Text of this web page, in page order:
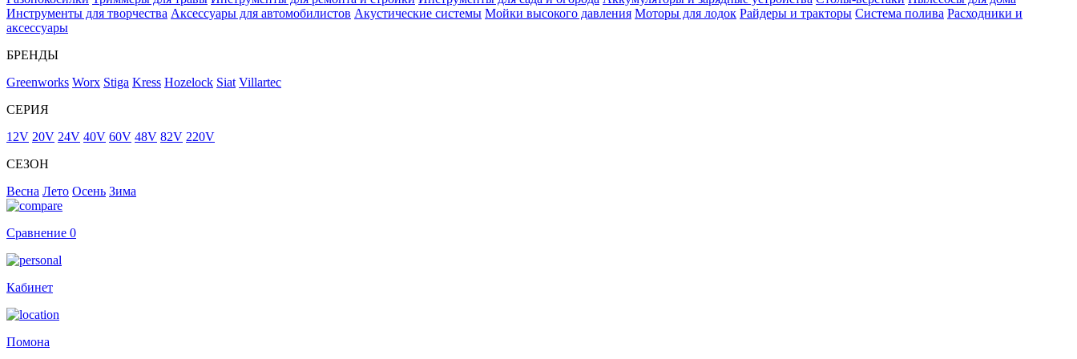
Инструменты для творчества Аксессуары для автомобилистов Акустические системы Мойки высокого давления Моторы для лодок Райдеры и тракторы Система полива Расходники и
аксессуары
БРЕНДЫ
Greenworks Worx Stiga Kress Hozelock Siat Villartec
СЕРИЯ
12V 20V 24V 40V 60V 48V 82V 220V
СЕЗОН
Весна Лето Осень Зима
Сравнение 0
Кабинет
Помона